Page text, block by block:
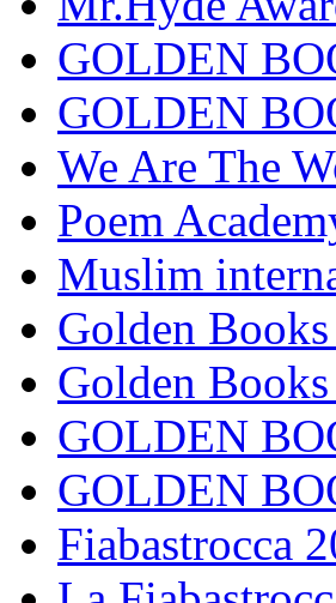
GOLDEN
GOLDEN
We Are The
Poem
Muslim
Golden
Golden
GOLDEN
GOLDEN
Fiabastrocca